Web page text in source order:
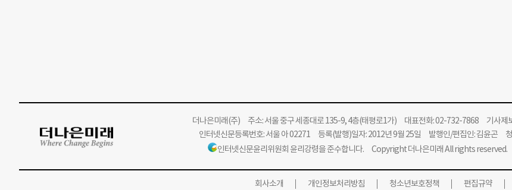
더나은미래(주)주소: 서울 중구 세종대로 135-9, 4층(태평로1가) 대표전화: 02-732-7868 기사제
인터넷신문등록번호: 서울 아 02271 등록(발행)일자: 2012년 9월 25일 발행인/편집인: 김윤곤 청
인터넷신문윤리위원회 윤리강령을 준수합니다. Copyright 더나은미래 All rights reserved.
회사소개 개인정보처리방침 청소년보호정책 편집규약